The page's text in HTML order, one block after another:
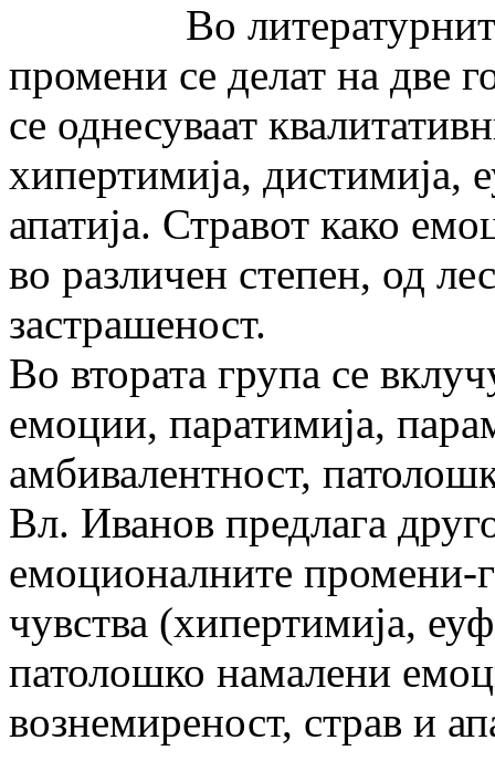
Во литературните
промени се делат на две
се однесуваат
хипертимија, дистимија,
апатија. Стравот како
во различен степен, од
застрашеност.
Во втората група се
емоции, паратимија,
амбивалентност,
Вл. Иванов предлага
емоционалните промени-
чувства (хипертимија,
патолошко намалени
вознемиреност, страв и